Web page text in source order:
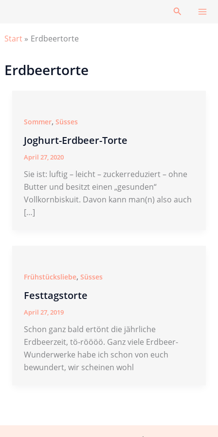
Suchen
Start Erdbeertorte
Erdbeertorte
Sommer, Süsses
Joghurt-Erdbeer-Torte
April 27, 2020
Sie ist: luftig – leicht – zuckerreduziert – ohne
Butter und besitzt einen „gesunden“
Vollkornbiskuit. Davon kann man(n) also auch
[…]
Frühstücksliebe, Süsses
Festtagstorte
April 27, 2019
Schon ganz bald ertönt die jährliche
Erdbeerzeit, tö-röööö. Ganz viele Erdbeer-
Wunderwerke habe ich schon von euch
bewundert, wir scheinen wohl